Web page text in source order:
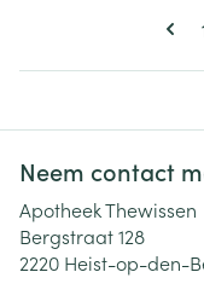
Neem contact
Apotheek Thewissen
Bergstraat 128
2220 Heist-op-den-